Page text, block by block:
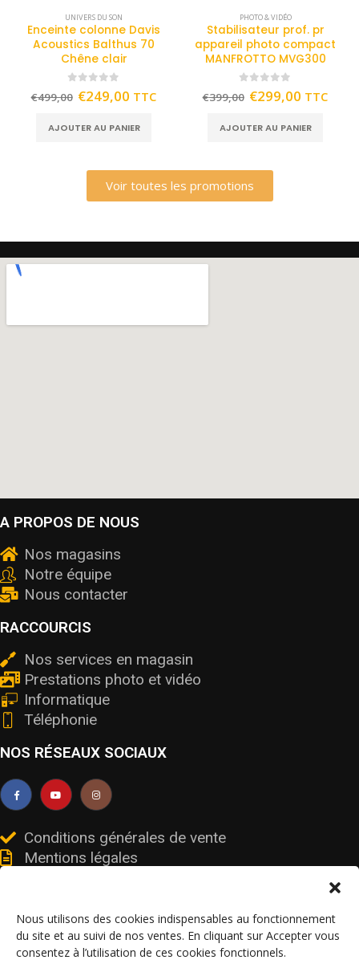
Nous utilisons des cookies indispensables au fonctionnement
du site et au suivi de nos ventes. En cliquant sur Accepter vous
consentez à l’utilisation de ces cookies fonctionnels.
UNIVERS DU SON
Enceinte colonne Davis
Acoustics Balthus 70
Chêne clair
out of 5
€499,00 €249,00 TTC
AJOUTER AU PANIER
PHOTO & VIDÉO
Stabilisateur prof. pr
appareil photo compact
MANFROTTO MVG300
out of 5
€399,00 €299,00 TTC
AJOUTER AU PANIER
Voir toutes les promotions
A PROPOS DE NOUS
Nos magasins
Notre équipe
Nous contacter
RACCOURCIS
Nos services en magasin
Prestations photo et vidéo
Informatique
Téléphonie
NOS RÉSEAUX SOCIAUX
Conditions générales de vente
Mentions légales